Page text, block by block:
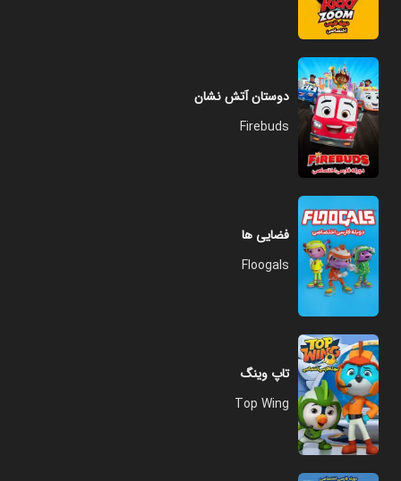
دوستان آتش نشان
Firebuds
فضایی ها
Floogals
تاپ وینگ
Top Wing